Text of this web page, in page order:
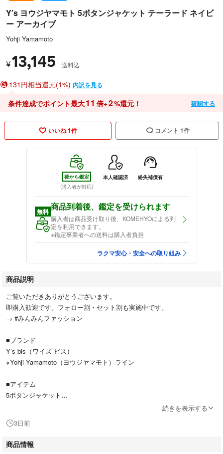
Y’s ヨウジヤマモト 5ボタンジャケット テーラード ネイビ
ー アーカイブ
Yohji Yamamoto
¥13,145 送料込
131円相当還元(1%) 内訳を見る
条件達成でポイント最大11 倍+2%還元！ 確認する
いいね 1件 コメント 1件
後から鑑定
(購入者が対応)
本人確認済 紛失補償有
無料 商品到着後、鑑定を受けられます
購入者は商品受け取り後、KOMEHYOによる判
定を利用できます。
※鑑定事業者への送料は購入者負担
ラクマ安心・安全への取り組み
商品説明
ご覧いただきありがとうございます。
即購入歓迎です。フォロー割・セット割も実施中です。
→ #みんみんファッション
■ブランド
Y’s bis（ワイズ ビス）
※Yohji Yamamoto（ヨウジヤマモト）ライン
■アイテム
5ボタンジャケット
■商品の説明
Y’sらしいミニマルでモード感のある5Bジャケットです。
続きを表示する
3日前
商品情報